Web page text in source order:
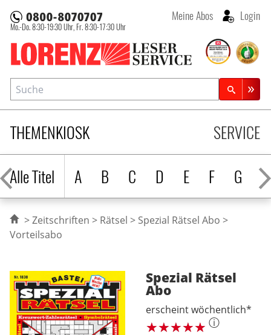
Lorenz Leserservice
Mo.-Do. 8:30-19:30 Uhr, Fr. 8:30-17:30 Uhr
Meine Abos Login
THEMENKIOSK
Alle Titel
A B C D E F G H
SERVICE
Suche
Zeitschriftensuche
Zeitschriften Rätsel
Spezial Rätsel Abo
Vorteilsabo
Spezial Rätsel
Abo
erscheint wöchentlich*
ⓘ